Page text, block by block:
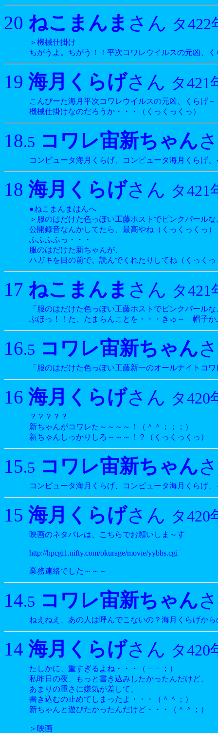
20 ねこまんま さん タ422
＞機械仕掛け
ちがうよ。ちがう！！平次コワレウイルスの元凶、
19 海月くらげさん タ421
こんぴーた海月平次コワレウイルスの元凶、くらげ～
機械仕掛けなのだろうか・・・（くっくっくっ）
18.5 コワレ宙新ちゃん
コンピュータ海月くらげ、コンピュータ海月くらげ
18 海月くらげさん タ421
●ねこまんまはんへ
＞服のはだけた色っぽい工藤ホストでピンクパール
公開録音なんかしてたら、最高やね（くっくっくっ）
ふふふふっ・・・
服のはだけた新ちゃんが、
ハガキを目の前で、読んでくれたりしてね（くっくっ
17 ねこまんま さん タ421
「服のはだけた色っぽい工藤ホストでピンクパール
ぶほっ！！た、たまらんことを・・・きゅ～ 帽子
16.5 コワレ宙新ちゃん
「服のはだけた色っぽい工藤新一のオールナイトコ
16 海月くらげさん タ420
？？？？？
新ちゃんがコワレた～～～～！（＾＾；；；）
新ちゃんしっかりしろ～～～！？（くっくっくっ）
15.5 コワレ宙新ちゃん
コンピュータ海月くらげ、コンピュータ海月くらげ
15 海月くらげさん タ420
映画のネタバレは、こちらでお願いしま～す
http://hpcgi1.nifty.com/okurage/movie/yybbs.cgi
業務連絡でした～～～
14.5 コワレ宙新ちゃん
ねえねえ、あの人は呼んでこないの？海月くらげか
14 海月くらげさん タ420
たしかに、重すぎるよね・・・（－－；）
私昨日の夜、もっと書き込みしたかったんだけど、
あまりの重さに嫌気が差して、
書き込むの止めてしまったよ・・・（＾＾；）
新ちゃんと遊びたかったんだけど・・・（＾＾；）
＞映画